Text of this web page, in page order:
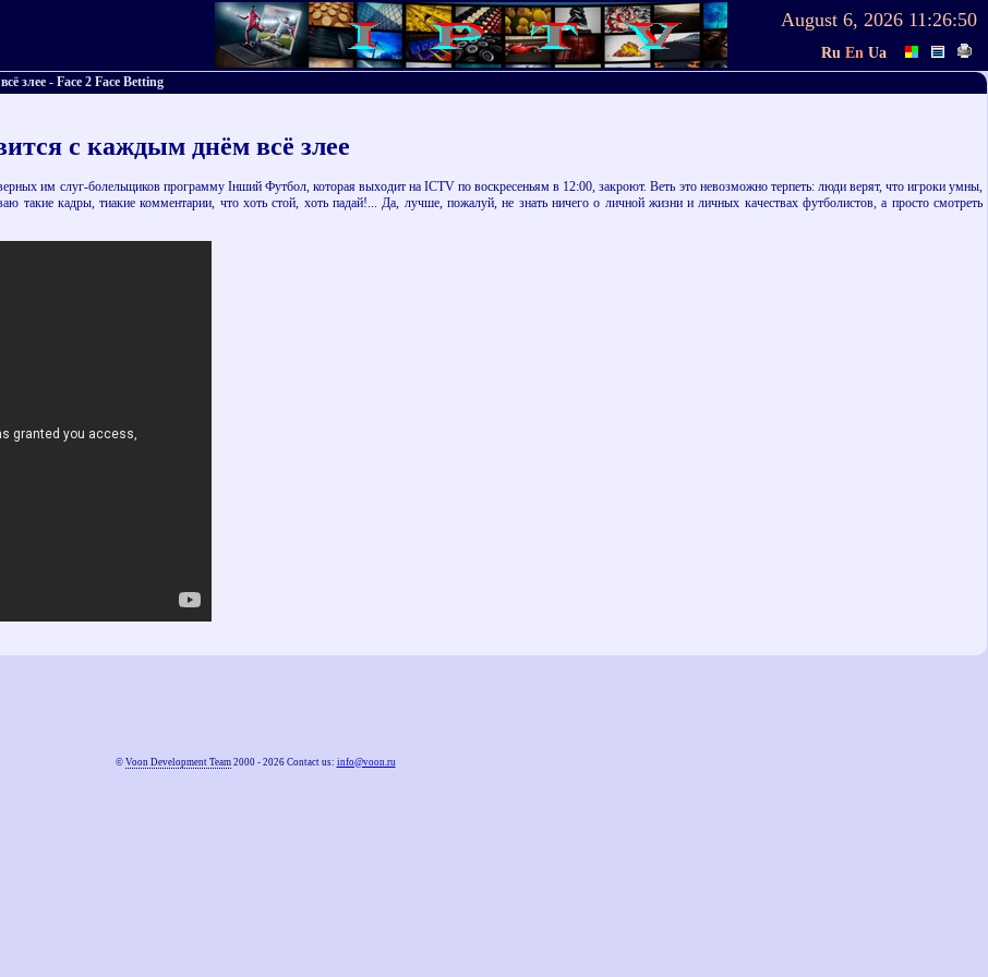
August 6, 2026 11:26:50
Ru En Ua
злее - Face 2 Face Betting
с каждым днём всё злее
им слуг-болельщиков программу Інший Футбол, которая выходит на ICTV по воскресеньям в 12:00, закроют. Веть это невозможно терпеть: люди верят, что игроки умны,
такие кадры, тиакие комментарии, что хоть стой, хоть падай!... Да, лучше, пожалуй, не знать ничего о личной жизни и личных качествах футболистов, а просто смотреть
© Voon Development Team2000 - 2026 Contact us: info@voon.ru